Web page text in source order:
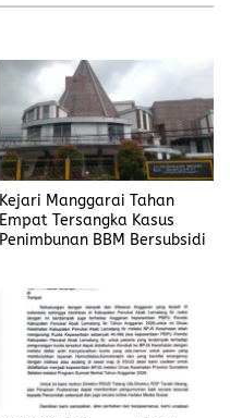
Kejari Manggarai Tahan
Empat Tersangka Kasus
Penimbunan BBM Bersubsidi